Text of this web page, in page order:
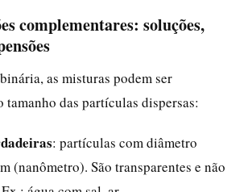
complementares: soluções,
as misturas podem ser
tamanho das partículas dispersas:
: partículas com diâmetro
(nanômetro). São transparentes e não